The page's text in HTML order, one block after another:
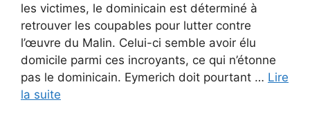
les victimes, le dominicain est déterminé à
retrouver les coupables pour lutter contre
l’œuvre du Malin. Celui-ci semble avoir élu
domicile parmi ces incroyants, ce qui n’étonne
pas le dominicain. Eymerich doit pourtant … Lire
la suite